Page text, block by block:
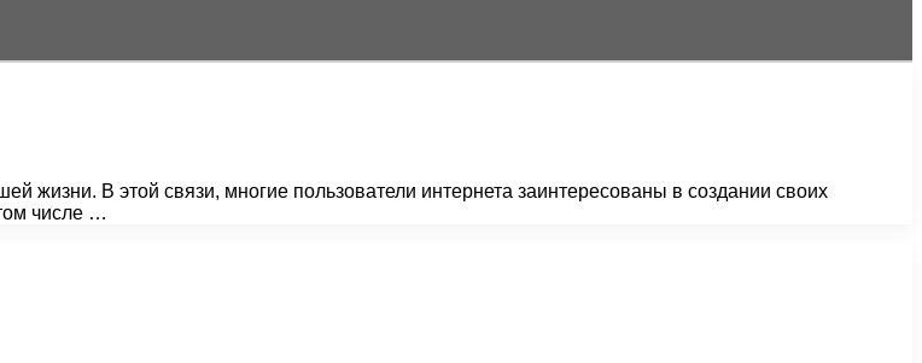
В этой связи, многие пользователи интернета заинтересованы в создании своих
числе …